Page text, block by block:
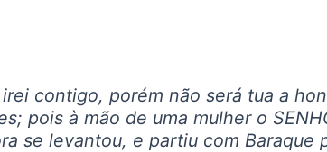
contigo, porém não será tua a
pois à mão de uma mulher o
se levantou, e partiu com Baraque